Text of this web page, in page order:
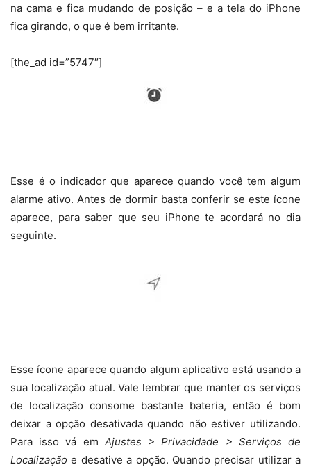
na cama e fica mudando de posição – e a tela do iPhone
fica girando, o que é bem irritante.
[the_ad id=”5747″]
Esse é o indicador que aparece quando você tem algum
alarme ativo. Antes de dormir basta conferir se este ícone
aparece, para saber que seu iPhone te acordará no dia
seguinte.
Esse ícone aparece quando algum aplicativo está usando a
sua localização atual. Vale lembrar que manter os serviços
de localização consome bastante bateria, então é bom
deixar a opção desativada quando não estiver utilizando.
Para isso vá em Ajustes > Privacidade > Serviços de
Localização e desative a opção. Quando precisar utilizar a